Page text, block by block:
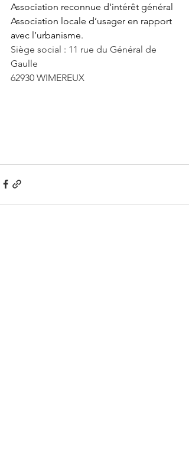
Association reconnue d'intérêt général
Association locale d’usager en rapport
avec l’urbanisme.
Siège social : 11 rue du Général de
Gaulle
62930 WIMEREUX